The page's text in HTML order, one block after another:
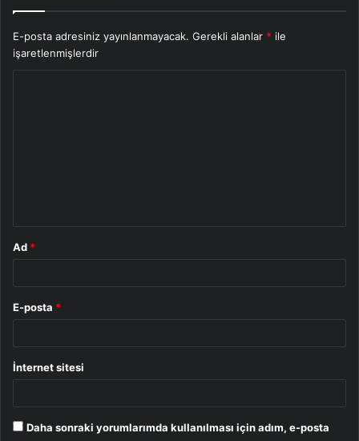
E-posta adresiniz yayınlanmayacak. Gerekli alanlar * ile
işaretlenmişlerdir
Ad *
E-posta *
İnternet sitesi
Daha sonraki yorumlarımda kullanılması için adım, e-posta